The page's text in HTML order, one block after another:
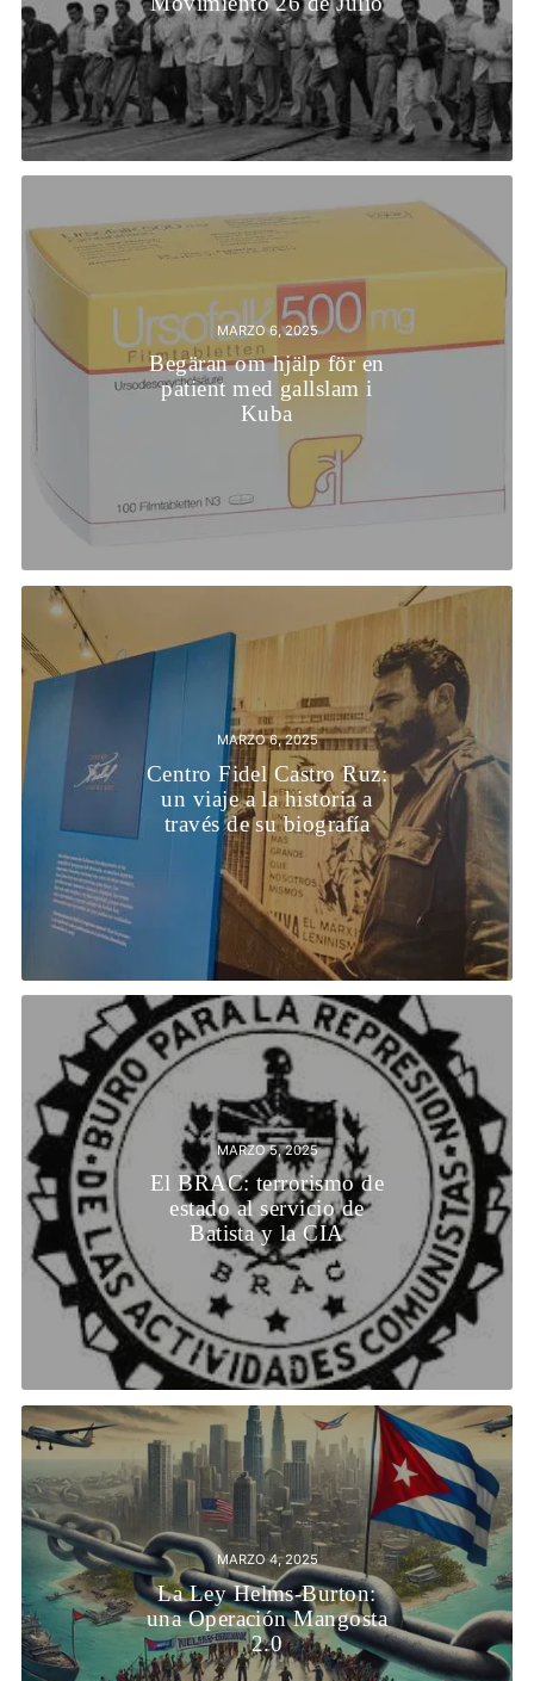
MARZO 6, 2025
Begäran om hjälp för en
patient med gallslam i
Kuba
MARZO 6, 2025
Centro Fidel Castro Ruz:
un viaje a la historia a
través de su biografía
MARZO 5, 2025
El BRAC: terrorismo de
estado al servicio de
Batista y la CIA
MARZO 4, 2025
La Ley Helms-Burton:
una Operación Mangosta
2.0